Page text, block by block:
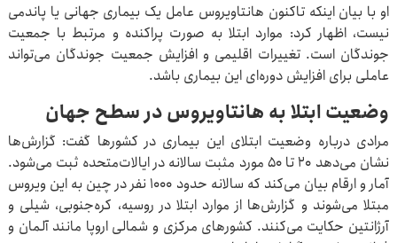
او با بیان اینکه تاکنون هانتاویروس عامل یک بیماری جهانی یا پاندمی
نیست، اظهار کرد: موارد ابتلا به صورت پراکنده و مرتبط با جمعیت
جوندگان است. تغییرات اقلیمی و افزایش جمعیت جوندگان می‌تواند
عاملی برای افزایش دوره‌ای این بیماری باشد.
وضعیت ابتلا به هانتاویروس در سطح جهان
مرادی درباره وضعیت ابتلای این بیماری در کشورها گفت: گزارش‌ها
نشان می‌دهد ۲۰ تا ۵۰ مورد مثبت سالانه در ایالات‌متحده ثبت می‌شود.
آمار و ارقام بیان می‌کند که سالانه حدود ۱۰۰۰ نفر در چین به این ویروس
مبتلا می‌شوند و گزارش‌ها از موارد ابتلا در روسیه، کره‌جنوبی، شیلی و
آرژانتین حکایت می‌کنند. کشورهای مرکزی و شمالی اروپا مانند آلمان و